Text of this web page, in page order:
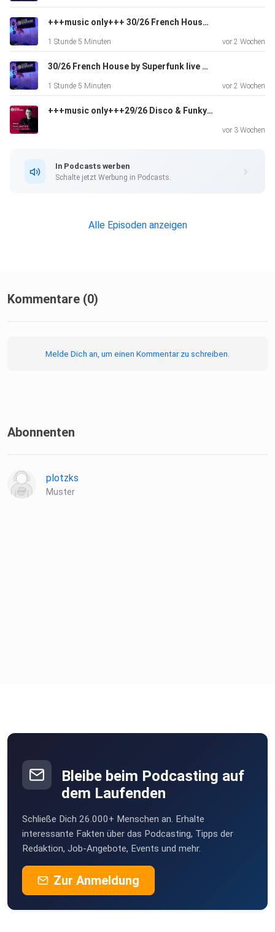
+++music only+++ 30/26 French House by Superfunk live @ Club Business Radio Show 24.07.2026
1 Stunde 5 Minuten vor 2 Wochen
30/26 French House by Superfunk live @ Club Business Radio Show 24.07.2026
1 Stunde 5 Minuten vor 2 Wochen
+++music only+++29/26 Disco & Funky House by Maik Pahlsmeyer live @ Club Business Radio Show 17.07.26
vor 3 Wochen
In Podcasts werben
Schalte jetzt Werbung in Podcasts.
Alle Episoden anzeigen
Kommentare (0)
Melde Dich an, um einen Kommentar zu schreiben.
Abonnenten
plotzks
Muster
Bleibe beim Podcasting auf
dem Laufenden
Schließe Dich 26.000+ Menschen an. Erhalte
interessante Fakten über das Podcasting, Tipps der
Redaktion, Job-Angebote, Events und mehr.
Zur Anmeldung